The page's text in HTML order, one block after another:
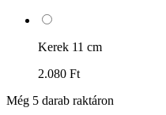
Kerek 11 cm
2.080 Ft
Még 5 darab raktáron